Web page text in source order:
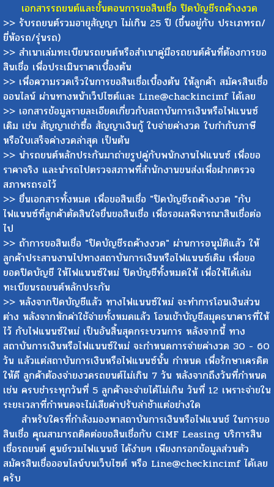
เอกสารรถยนต์และขั้นตอนการขอสินเชื่อ ปิดบัญชีรถค้างงวด
>> รับรถยนต์รวมอายุสัญญา ไม่เกิน 25 ปี (ขึ้นอยู่กับ ประเภทรถ/
ยี่ห้อรถ/รุ่นรถ)
>> สำเนาเล่มทะเบียนรถยนต์หรือสำเนาคู่มือรถยนต์คันที่ต้องการขอ
สินเชื่อ เพื่อประเมินราคาเบื้องต้น
>> เพื่อความรวดเร็วในการขอสินเชื่อเบื้องต้น ให้ลูกค้า สมัครสินเชื่อ
ออนไลน์ ผ่านทางหน้าเว็ปไซต์เเละ Line@chackincimf ได้เลย
>> เอกสารข้อมูลรายละเอียดเกี่ยวกับสถาบันการเงินหรือไฟแนนซ์
เดิม เช่น สัญญาเช่าซื้อ สัญญาเงินกู้ ใบจ่ายค่างวด ใบกำกับภาษี
หรือใบเสร็จค่างวดล่าสุด เป็นต้น
>> นำรถยนต์หลักประกันมาถ่ายรูปคู่กับพนักงานไฟแนนซ์ เพื่อขอ
ราคาจริง และนำรถไปตรวจสภาพที่สำนักงานขนส่งเพื่อฝากตรวจ
สภาพรถรอไว้
>> ยื่นเอกสารทั้งหมด เพื่อขอสินเชื่อ "ปิดบัญชีรถค้างงวด "กับ
ไฟแนนซ์ที่ลูกค้าตัดสินใจยื่นขอสินเชื่อ เพื่อรอผลพิจารณาสินเชื่อต่อ
ไป
>> ถ้าการขอสินเชื่อ "ปิดบัญชีรถค้างงวด" ผ่านการอนุมัติแล้ว ให้
ลูกค้าประสานงานไปทางสถาบันการเงินหรือไฟแนนซ์เดิม เพื่อขอ
ยอดปิดบัญชี ให้ไฟแนนซ์ใหม่ ปิดบัญชีทั้งหมดให้ เพื่อให้ได้เล่ม
ทะเบียนรถยนต์หลักประกัน
>> หลังจากปิดบัญชีแล้ว ทางไฟแนนซ์ใหม่ จะทำการโอนเงินส่วน
ต่าง หลังจากหักค่าใช้จ่ายทั้งหมดแล้ว โอนเข้าบัญชีสมุดธนาคารที่ให้
ไว้ กับไฟแนนซ์ใหม่ เป็นอันสิ้นสุดกระบวนการ หลังจากนี้ ทาง
สถาบันการเงินหรือไฟแนนซ์ใหม่ จะกำหนดการจ่ายค่างวด 30 - 60
วัน แล้วแต่สถาบันการเงินหรือไฟแนนซ์นั้น กำหนด เพื่อรักษาเครดิต
ให้ดี ลูกค้าต้องจ่ายงวดรถยนต์ไม่เกิน 7 วัน หลังจากถึงวันที่กำหนด
เช่น ครบชำระทุกวันที่ 5 ลูกค้าจะจ่ายได้ไม่เกิน วันที่ 12 เพราะจ่ายใน
ระยะเวลาที่กำหนดจะไม่เสียค่าปรับล่าช้าแต่อย่างใด
สำหรับใครที่กำลังมองหาสถาบันการเงินหรือไฟแนนช์ ในการขอ
สินเชื่อ คุณสามารถติดต่อขอสินเชื่อกับ CiMF Leasing บริการสิน
เชื่อรถยนต์ ศูนย์รวมไฟแนนช์ ได้ง่ายๆ เพียงกรอกข้อมูลส่วนตัว
สมัครสินเชื่อออนไลน์บนเว็บไซต์ หรือ Line@checkincimf ได้เลย
ครับ